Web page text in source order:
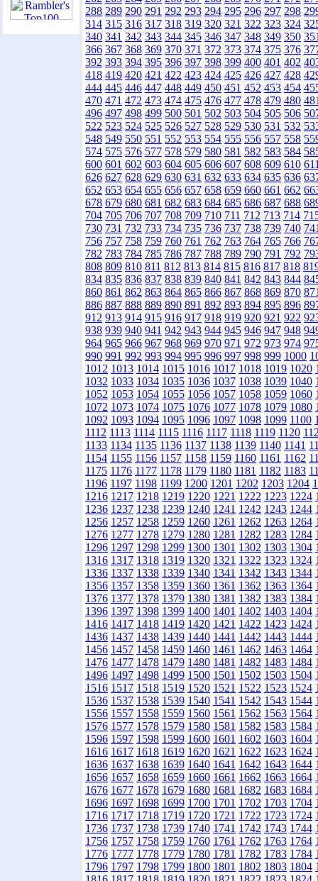
288 289 290 291 292 293 294 295 296 297 298
314 315 316 317 318 319 320 321 322 323 324
340 341 342 343 344 345 346 347 348 349 350
366 367 368 369 370 371 372 373 374 375 376
392 393 394 395 396 397 398 399 400 401 402
418 419 420 421 422 423 424 425 426 427 428
444 445 446 447 448 449 450 451 452 453 454
470 471 472 473 474 475 476 477 478 479 480
496 497 498 499 500 501 502 503 504 505 506
522 523 524 525 526 527 528 529 530 531 532
548 549 550 551 552 553 554 555 556 557 558
574 575 576 577 578 579 580 581 582 583 584
600 601 602 603 604 605 606 607 608 609 610
626 627 628 629 630 631 632 633 634 635 636
652 653 654 655 656 657 658 659 660 661 662
678 679 680 681 682 683 684 685 686 687 688
704 705 706 707 708 709 710 711 712 713 714
730 731 732 733 734 735 736 737 738 739 740
756 757 758 759 760 761 762 763 764 765 766
782 783 784 785 786 787 788 789 790 791 792
808 809 810 811 812 813 814 815 816 817 818
834 835 836 837 838 839 840 841 842 843 844
860 861 862 863 864 865 866 867 868 869 870
886 887 888 889 890 891 892 893 894 895 896
912 913 914 915 916 917 918 919 920 921 922
938 939 940 941 942 943 944 945 946 947 948
964 965 966 967 968 969 970 971 972 973 974
990 991 992 993 994 995 996 997 998 999 1000
1012 1013 1014 1015 1016 1017 1018 1019 1020
1032 1033 1034 1035 1036 1037 1038 1039 1040
1052 1053 1054 1055 1056 1057 1058 1059 1060
1072 1073 1074 1075 1076 1077 1078 1079 1080
1092 1093 1094 1095 1096 1097 1098 1099 1100
1112 1113 1114 1115 1116 1117 1118 1119 1120
1133 1134 1135 1136 1137 1138 1139 1140 1141
1154 1155 1156 1157 1158 1159 1160 1161 1162
1175 1176 1177 1178 1179 1180 1181 1182 1183
1196 1197 1198 1199 1200 1201 1202 1203 1204
1216 1217 1218 1219 1220 1221 1222 1223 1224
1236 1237 1238 1239 1240 1241 1242 1243 1244
1256 1257 1258 1259 1260 1261 1262 1263 1264
1276 1277 1278 1279 1280 1281 1282 1283 1284
1296 1297 1298 1299 1300 1301 1302 1303 1304
1316 1317 1318 1319 1320 1321 1322 1323 1324
1336 1337 1338 1339 1340 1341 1342 1343 1344
1356 1357 1358 1359 1360 1361 1362 1363 1364
1376 1377 1378 1379 1380 1381 1382 1383 1384
1396 1397 1398 1399 1400 1401 1402 1403 1404
1416 1417 1418 1419 1420 1421 1422 1423 1424
1436 1437 1438 1439 1440 1441 1442 1443 1444
1456 1457 1458 1459 1460 1461 1462 1463 1464
1476 1477 1478 1479 1480 1481 1482 1483 1484
1496 1497 1498 1499 1500 1501 1502 1503 1504
1516 1517 1518 1519 1520 1521 1522 1523 1524
1536 1537 1538 1539 1540 1541 1542 1543 1544
1556 1557 1558 1559 1560 1561 1562 1563 1564
1576 1577 1578 1579 1580 1581 1582 1583 1584
1596 1597 1598 1599 1600 1601 1602 1603 1604
1616 1617 1618 1619 1620 1621 1622 1623 1624
1636 1637 1638 1639 1640 1641 1642 1643 1644
1656 1657 1658 1659 1660 1661 1662 1663 1664
1676 1677 1678 1679 1680 1681 1682 1683 1684
1696 1697 1698 1699 1700 1701 1702 1703 1704
1716 1717 1718 1719 1720 1721 1722 1723 1724
1736 1737 1738 1739 1740 1741 1742 1743 1744
1756 1757 1758 1759 1760 1761 1762 1763 1764
1776 1777 1778 1779 1780 1781 1782 1783 1784
1796 1797 1798 1799 1800 1801 1802 1803 1804